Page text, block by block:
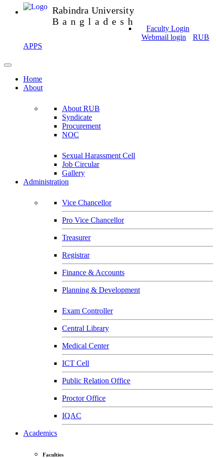
Rabindra University
Bangladesh
Faculty Login
Webmail login
RUB
APPS
Home
About
About RUB
Syndicate
Procurement
NOC
Sexual Harassment Cell
Job Circular
Gallery
Administration
Vice Chancellor
Pro Vice Chancellor
Treasurer
Registrar
Finance & Accounts
Planning & Development
Exam Controller
Central Library
Medical Center
ICT Cell
Public Relation Office
Proctor Office
IQAC
Academics
Faculties